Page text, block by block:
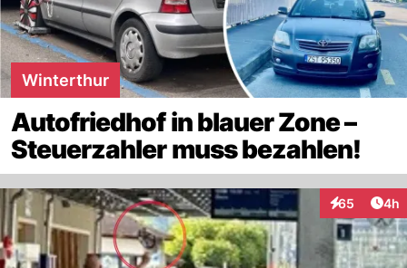
Winterthur
Autofriedhof in blauer Zone –
Steuerzahler muss bezahlen!
65
Interaktionen
4h